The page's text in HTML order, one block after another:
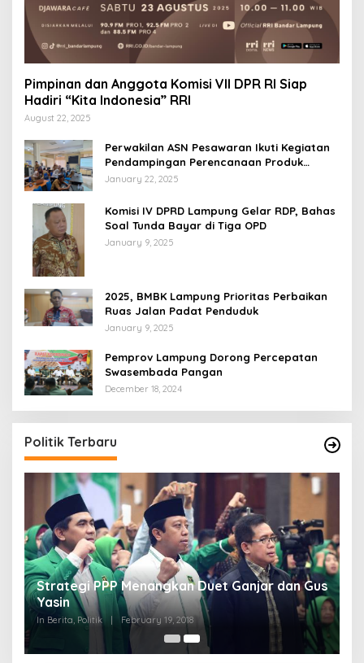
Pimpinan dan Anggota Komisi VII DPR RI Siap
Hadiri “Kita Indonesia” RRI
August 22, 2025
Perwakilan ASN Pesawaran Ikuti Kegiatan
Pendampingan Perencanaan Produk
Hukum
January 22, 2025
Komisi IV DPRD Lampung Gelar RDP, Bahas
Soal Tunda Bayar di Tiga OPD
January 9, 2025
2025, BMBK Lampung Prioritas Perbaikan
Ruas Jalan Padat Penduduk
January 9, 2025
Pemprov Lampung Dorong Percepatan
Swasembada Pangan
December 18, 2024
Politik Terbaru
Strategi PPP Menangkan Duet Ganjar dan Gus
Yasin
In Berita, Politik February 19, 2018